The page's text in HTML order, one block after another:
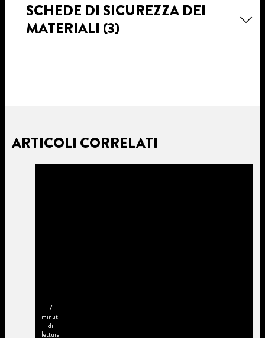
SCHEDE DI SICUREZZA DEI
MATERIALI (3)
ARTICOLI CORRELATI
7
minuti
di
lettura